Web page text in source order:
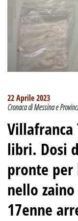
22 Aprile 2023
Cronaca di Messina e
libri. Dosi
pronte per
nello
17enne